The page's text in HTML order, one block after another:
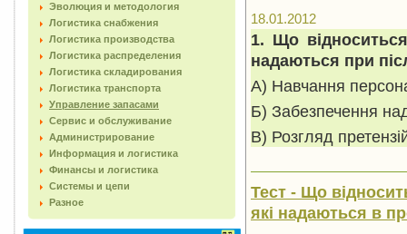
Эволюция и методология
Логистика снабжения
Логистика производства
Логистика распределения
Логистика складирования
Логистика транспорта
Управление запасами
Сервис и обслуживание
Администрирование
Информация и логистика
Финансы и логистика
Системы и цепи
Разное
18.01.2012
1. Що
надаються при
А) Навчання
Б) Забезпечення
В) Розгляд
Тест - Що
які надаються в